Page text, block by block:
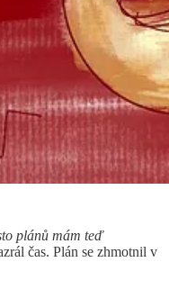
plánů mám teď
čas. Plán se zhmotnil v